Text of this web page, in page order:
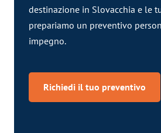
destinazione in Slovacchia e le
prepariamo un preventivo
impegno.
Richiedi il tuo preventivo